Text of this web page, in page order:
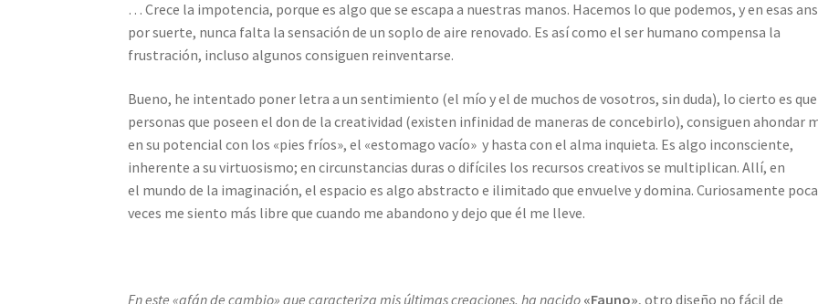
… Crece la impotencia, porque es algo que se escapa a nuestras manos. Hacemos lo que podemos, y en esas
por suerte, nunca falta la sensación de un soplo de aire renovado. Es así como el ser humano compensa la
frustración, incluso algunos consiguen reinventarse.
Bueno, he intentado poner letra a un sentimiento (el mío y el de muchos de vosotros, sin duda), lo cierto es
personas que poseen el don de la creatividad (existen infinidad de maneras de concebirlo), consiguen ahondar
en su potencial con los «pies fríos», el «estomago vacío» y hasta con el alma inquieta. Es algo inconsciente,
inherente a su virtuosismo; en circunstancias duras o difíciles los recursos creativos se multiplican. Allí, en
el mundo de la imaginación, el espacio es algo abstracto e ilimitado que envuelve y domina. Curiosamente
veces me siento más libre que cuando me abandono y dejo que él me lleve.
En este «afán de cambio» que caracteriza mis últimas creaciones, ha nacido «Fauno», otro diseño no fácil de